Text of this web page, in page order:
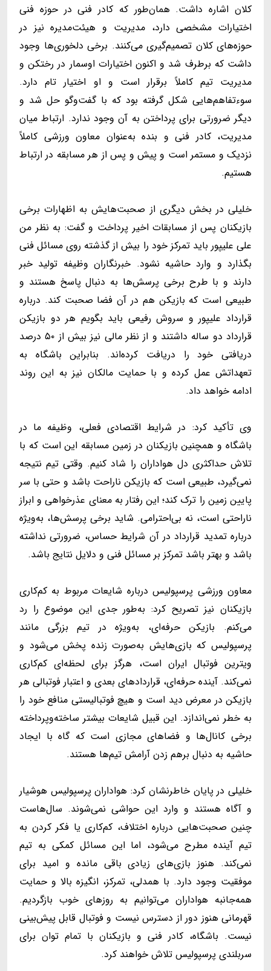
کلان اشاره داشت. همان‌طور که کادر فنی در حوزه فنی
اختیارات مشخصی دارد، مدیریت و هیئت‌مدیره نیز در
حوزه‌های کلان تصمیم‌گیری می‌کنند. برخی دلخوری‌ها وجود
داشت که برطرف شد و اکنون اختیارات اوسمار در رختکن و
مدیریت تیم کاملاً برقرار است و او اختیار تام دارد.
سوءتفاهم‌هایی شکل گرفته بود که با گفت‌وگو حل شد و
دیگر ضرورتی برای پرداختن به آن وجود ندارد. ارتباط میان
مدیریت، کادر فنی و بنده به‌عنوان معاون ورزشی کاملاً
نزدیک و مستمر است و پیش و پس از هر مسابقه در ارتباط
هستیم.
خلیلی در بخش دیگری از صحبت‌هایش به اظهارات برخی
بازیکنان پس از مسابقات اخیر پرداخت و گفت: به نظر من
علی علیپور باید تمرکز خود را بیش از گذشته روی مسائل فنی
بگذارد و وارد حاشیه نشود. خبرنگاران وظیفه تولید خبر
دارند و با طرح برخی پرسش‌ها به دنبال پاسخ هستند و
طبیعی است که بازیکن هم در آن فضا صحبت کند. درباره
قرارداد علیپور و سروش رفیعی باید بگویم هر دو بازیکن
قرارداد دو ساله داشتند و از نظر مالی نیز بیش از ۵۰ درصد
دریافتی خود را دریافت کرده‌اند. بنابراین باشگاه به
تعهداتش عمل کرده و با حمایت مالکان نیز به این روند
ادامه خواهد داد.
وی تأکید کرد: در شرایط اقتصادی فعلی، وظیفه ما در
باشگاه و همچنین بازیکنان در زمین مسابقه این است که با
تلاش حداکثری دل هواداران را شاد کنیم. وقتی تیم نتیجه
نمی‌گیرد، طبیعی است که بازیکن ناراحت باشد و حتی با سر
پایین زمین را ترک کند؛ این رفتار به معنای عذرخواهی و ابراز
ناراحتی است، نه بی‌احترامی. شاید برخی پرسش‌ها، به‌ویژه
درباره تمدید قرارداد در آن شرایط حساس، ضرورتی نداشته
باشد و بهتر باشد تمرکز بر مسائل فنی و دلایل نتایج باشد.
معاون ورزشی پرسپولیس درباره شایعات مربوط به کم‌کاری
بازیکنان نیز تصریح کرد: به‌طور جدی این موضوع را رد
می‌کنم. بازیکن حرفه‌ای، به‌ویژه در تیم بزرگی مانند
پرسپولیس که بازی‌هایش به‌صورت زنده پخش می‌شود و
ویترین فوتبال ایران است، هرگز برای لحظه‌ای کم‌کاری
نمی‌کند. آینده حرفه‌ای، قراردادهای بعدی و اعتبار فوتبالی هر
بازیکن در معرض دید است و هیچ فوتبالیستی منافع خود را
به خطر نمی‌اندازد. این قبیل شایعات بیشتر ساخته‌وپرداخته
برخی کانال‌ها و فضاهای مجازی است که گاه با ایجاد
حاشیه به دنبال برهم زدن آرامش تیم‌ها هستند.
خلیلی در پایان خاطرنشان کرد: هواداران پرسپولیس هوشیار
و آگاه هستند و وارد این حواشی نمی‌شوند. سال‌هاست
چنین صحبت‌هایی درباره اختلاف، کم‌کاری یا فکر کردن به
تیم آینده مطرح می‌شود، اما این مسائل کمکی به تیم
نمی‌کند. هنوز بازی‌های زیادی باقی مانده و امید برای
موفقیت وجود دارد. با همدلی، تمرکز، انگیزه بالا و حمایت
همه‌جانبه هواداران می‌توانیم به روزهای خوب بازگردیم.
قهرمانی هنوز دور از دسترس نیست و فوتبال قابل پیش‌بینی
نیست. باشگاه، کادر فنی و بازیکنان با تمام توان برای
سربلندی پرسپولیس تلاش خواهند کرد.